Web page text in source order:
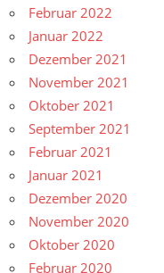
Februar 2022
Januar 2022
Dezember 2021
November 2021
Oktober 2021
September 2021
Februar 2021
Januar 2021
Dezember 2020
November 2020
Oktober 2020
Februar 2020